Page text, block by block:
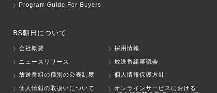
Program Guide For Buyers
BS朝日について
会社概要
採用情報
ニュースリリース
放送番組審議会
放送番組の種別の公表制度
個人情報保護方針
個人情報の取扱いについて
オンラインサービスにおける